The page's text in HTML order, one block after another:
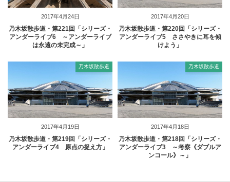
2017年4月24日
乃木坂散歩道・第221回「シリーズ・
アンダーライブ6 ～アンダーライブ
は永遠の未完成～」
2017年4月20日
乃木坂散歩道・第220回「シリーズ・
アンダーライブ5 ささやきに耳を傾
けよう」
2017年4月19日
乃木坂散歩道
乃木坂散歩道・第219回「シリーズ・
アンダーライブ4 原点の捉え方」
2017年4月18日
乃木坂散歩道
乃木坂散歩道・第218回「シリーズ・
アンダーライブ3 ～考察《ダブルア
ンコール》～」